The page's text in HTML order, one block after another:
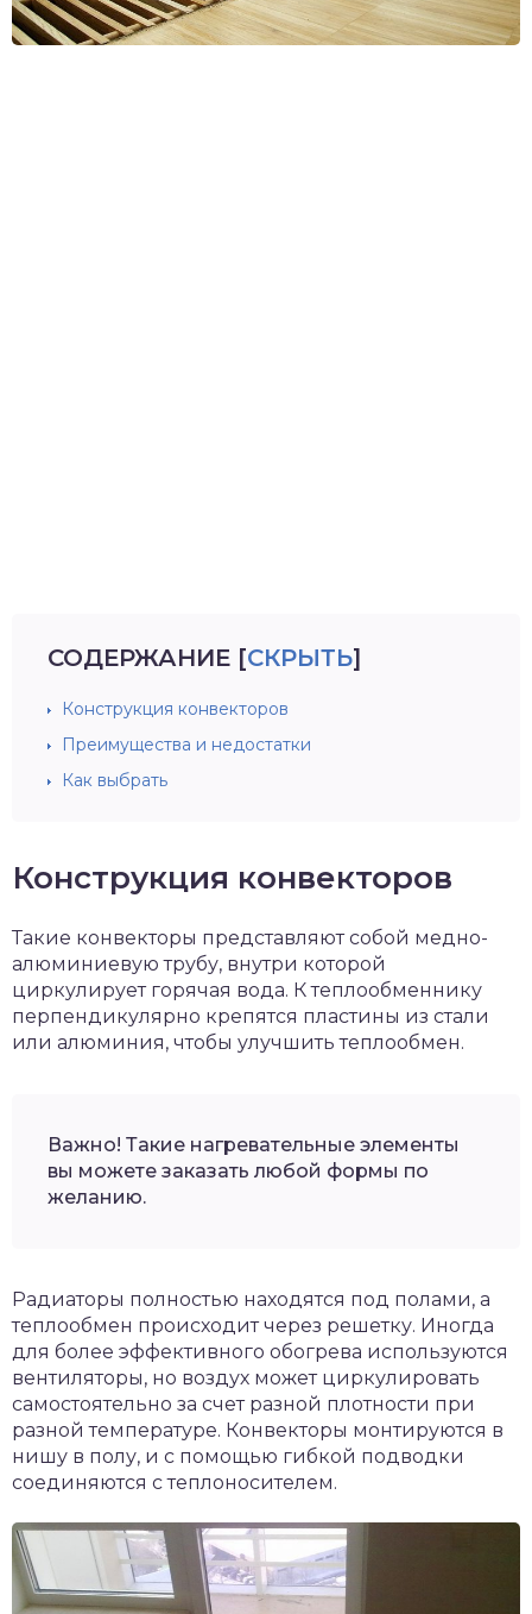
СОДЕРЖАНИЕ [СКРЫТЬ]
Конструкция конвекторов
Преимущества и недостатки
Как выбрать
Конструкция конвекторов
Такие конвекторы представляют собой медно-
алюминиевую трубу, внутри которой
циркулирует горячая вода. К теплообменнику
перпендикулярно крепятся пластины из стали
или алюминия, чтобы улучшить теплообмен.
Важно! Такие нагревательные элементы
вы можете заказать любой формы по
желанию.
Радиаторы полностью находятся под полами, а
теплообмен происходит через решетку. Иногда
для более эффективного обогрева используются
вентиляторы, но воздух может циркулировать
самостоятельно за счет разной плотности при
разной температуре. Конвекторы монтируются в
нишу в полу, и с помощью гибкой подводки
соединяются с теплоносителем.